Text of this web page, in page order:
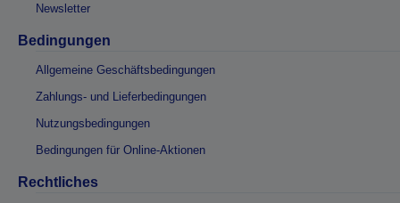
Newsletter
Bedingungen
Allgemeine Geschäftsbedingungen
Zahlungs- und Lieferbedingungen
Nutzungsbedingungen
Bedingungen für Online-Aktionen
Rechtliches